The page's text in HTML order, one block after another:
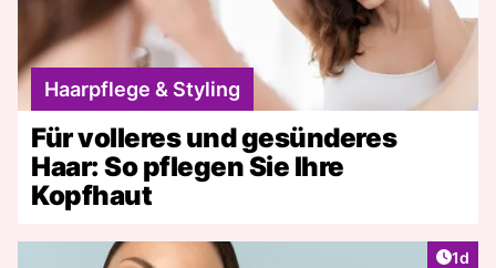
Haarpflege & Styling
Für volleres und gesünderes
Haar: So pflegen Sie Ihre
Kopfhaut
1d